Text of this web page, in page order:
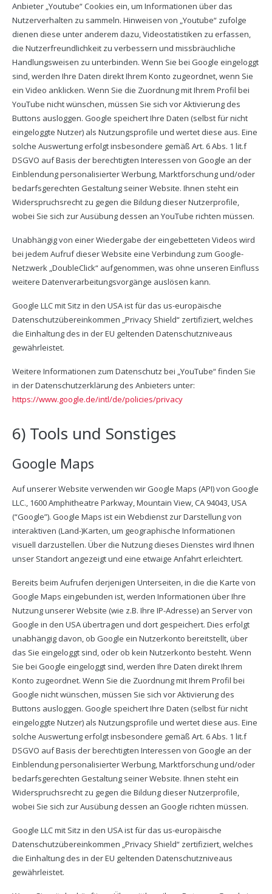
Anbieter „Youtube“ Cookies ein, um Informationen über das
Nutzerverhalten zu sammeln. Hinweisen von „Youtube“ zufolge
dienen diese unter anderem dazu, Videostatistiken zu erfassen,
die Nutzerfreundlichkeit zu verbessern und missbräuchliche
Handlungsweisen zu unterbinden. Wenn Sie bei Google eingeloggt
sind, werden Ihre Daten direkt Ihrem Konto zugeordnet, wenn Sie
ein Video anklicken. Wenn Sie die Zuordnung mit Ihrem Profil bei
YouTube nicht wünschen, müssen Sie sich vor Aktivierung des
Buttons ausloggen. Google speichert Ihre Daten (selbst für nicht
eingeloggte Nutzer) als Nutzungsprofile und wertet diese aus. Eine
solche Auswertung erfolgt insbesondere gemäß Art. 6 Abs. 1 lit.f
DSGVO auf Basis der berechtigten Interessen von Google an der
Einblendung personalisierter Werbung, Marktforschung und/oder
bedarfsgerechten Gestaltung seiner Website. Ihnen steht ein
Widerspruchsrecht zu gegen die Bildung dieser Nutzerprofile,
wobei Sie sich zur Ausübung dessen an YouTube richten müssen.
Unabhängig von einer Wiedergabe der eingebetteten Videos wird
bei jedem Aufruf dieser Website eine Verbindung zum Google-
Netzwerk „DoubleClick“ aufgenommen, was ohne unseren Einfluss
weitere Datenverarbeitungsvorgänge auslösen kann.
Google LLC mit Sitz in den USA ist für das us-europäische
Datenschutzübereinkommen „Privacy Shield“ zertifiziert, welches
die Einhaltung des in der EU geltenden Datenschutzniveaus
gewährleistet.
Weitere Informationen zum Datenschutz bei „YouTube“ finden Sie
in der Datenschutzerklärung des Anbieters unter:
https://www.google.de/intl/de/policies/privacy
6) Tools und Sonstiges
Google Maps
Auf unserer Website verwenden wir Google Maps (API) von Google
LLC., 1600 Amphitheatre Parkway, Mountain View, CA 94043, USA
(“Google”). Google Maps ist ein Webdienst zur Darstellung von
interaktiven (Land-)Karten, um geographische Informationen
visuell darzustellen. Über die Nutzung dieses Dienstes wird Ihnen
unser Standort angezeigt und eine etwaige Anfahrt erleichtert.
Bereits beim Aufrufen derjenigen Unterseiten, in die die Karte von
Google Maps eingebunden ist, werden Informationen über Ihre
Nutzung unserer Website (wie z.B. Ihre IP-Adresse) an Server von
Google in den USA übertragen und dort gespeichert. Dies erfolgt
unabhängig davon, ob Google ein Nutzerkonto bereitstellt, über
das Sie eingeloggt sind, oder ob kein Nutzerkonto besteht. Wenn
Sie bei Google eingeloggt sind, werden Ihre Daten direkt Ihrem
Konto zugeordnet. Wenn Sie die Zuordnung mit Ihrem Profil bei
Google nicht wünschen, müssen Sie sich vor Aktivierung des
Buttons ausloggen. Google speichert Ihre Daten (selbst für nicht
eingeloggte Nutzer) als Nutzungsprofile und wertet diese aus. Eine
solche Auswertung erfolgt insbesondere gemäß Art. 6 Abs. 1 lit.f
DSGVO auf Basis der berechtigten Interessen von Google an der
Einblendung personalisierter Werbung, Marktforschung und/oder
bedarfsgerechten Gestaltung seiner Website. Ihnen steht ein
Widerspruchsrecht zu gegen die Bildung dieser Nutzerprofile,
wobei Sie sich zur Ausübung dessen an Google richten müssen.
Google LLC mit Sitz in den USA ist für das us-europäische
Datenschutzübereinkommen „Privacy Shield“ zertifiziert, welches
die Einhaltung des in der EU geltenden Datenschutzniveaus
gewährleistet.